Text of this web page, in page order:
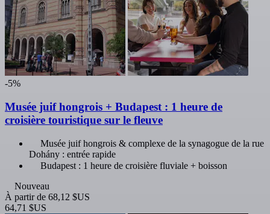
-5%
Musée juif hongrois + Budapest : 1 heure de
croisière touristique sur le fleuve
Musée juif hongrois & complexe de la synagogue de la rue
Dohány : entrée rapide
Budapest : 1 heure de croisière fluviale + boisson
Nouveau
À partir de 68,12 $US
64,71 $US